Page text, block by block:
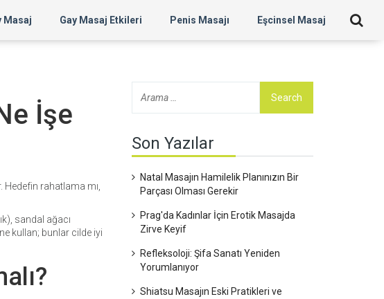
Masaj Gay Masaj Etkileri Penis Masajı Eşcinsel Masaj
İşe
Hedefin rahatlama mı,
sandal ağacı
kullan; bunlar cilde iyi
Son Yazılar
Natal Masajın Hamilelik Planınızın Bir
Parçası Olması Gerekir
Prag'da Kadınlar İçin Erotik Masajda
Zirve Keyif
Refleksoloji: Şifa Sanatı Yeniden
Yorumlanıyor
Shiatsu Masajın Eski Pratikleri ve